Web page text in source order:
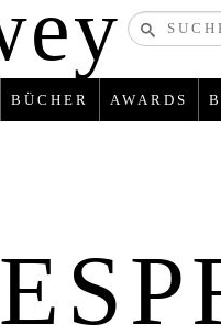
Bücher-
und
BÜCHER AWARDS